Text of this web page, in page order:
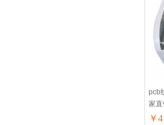
pcb
家直
机
￥